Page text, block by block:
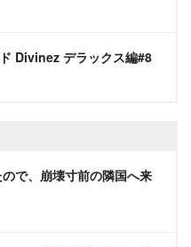
Divinez デラックス編#8
で、崩壊寸前の隣国へ来